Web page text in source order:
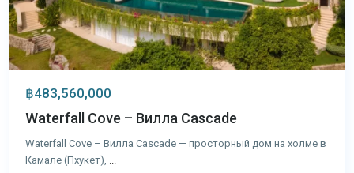
฿483,560,000
Waterfall Cove – Вилла Cascade
Waterfall Cove – Вилла Cascade — просторный дом на холме в
Камале (Пхукет), ...